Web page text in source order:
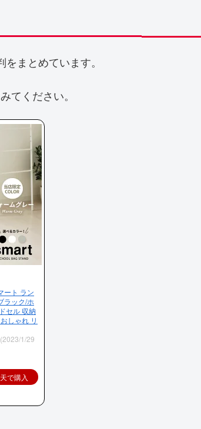
まとめています。
てください。
ート ラン
ラック/ホ
セル 収納
しゃれ リ
(2023/1/29
で購入